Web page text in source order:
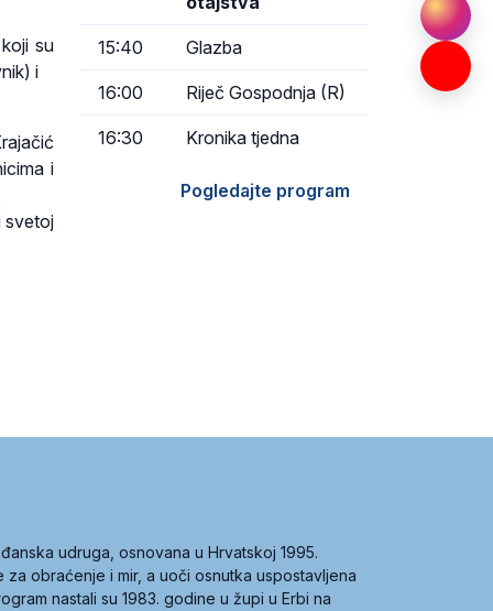
su
i
i
svetoj
15:40 Glazba
16:00 Riječ Gospodnja (R)
16:30 Kronika tjedna
Pogledajte program
udruga, osnovana u Hrvatskoj 1995.
obraćenje i mir, a uoči osnutka uspostavljena
nastali su 1983. godine u župi u Erbi na